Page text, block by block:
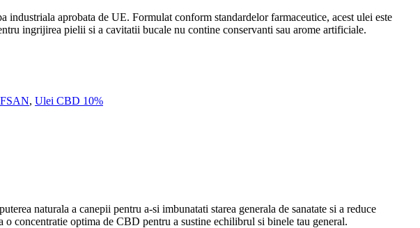
aprobata de UE. Formulat conform standardelor farmaceutice, acest ulei este
ingrijirea pielii si a cavitatii bucale nu contine conservanti sau arome artificiale.
, Ulei CBD 10%
naturala a canepii pentru a-si imbunatati starea generala de sanatate si a reduce
concentratie optima de CBD pentru a sustine echilibrul si binele tau general.